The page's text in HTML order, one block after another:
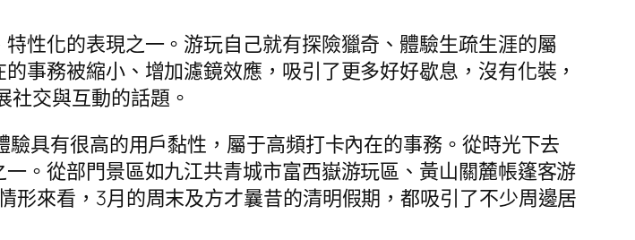
性化的表現之一。游玩自己就有探險獵奇、體驗生疏生涯的屬
事務被縮小、增加濾鏡效應，吸引了更多好好歇息，沒有化裝，
社交與互動的話題。
具有很高的用戶黏性，屬于高頻打卡內在的事務。從時光下去
。從部門景區如九江共青城市富西嶽游玩區、黃山關麓帳篷客游
形來看，3月的周末及方才曩昔的清明假期，都吸引了不少周邊居